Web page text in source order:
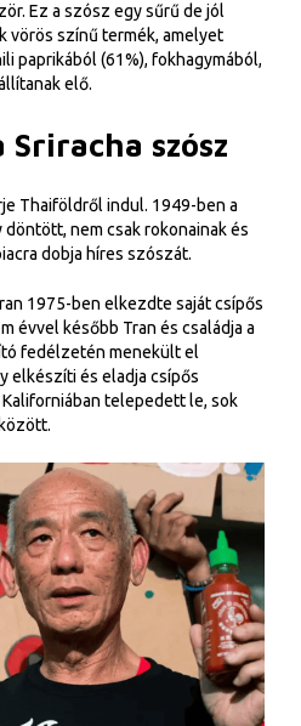
Ez a szósz egy sűrű de jól
vörös színű termék, amelyet
paprikából (61%), fokhagymából,
elő.
szósz
Thaiföldről indul. 1949-ben a
döntött, nem csak rokonainak és
dobja híres szószát.
1975-ben elkezdte saját csípős
évvel később Tran és családja a
fedélzetén menekült el
elkészíti és eladja csípős
telepedett le, sok